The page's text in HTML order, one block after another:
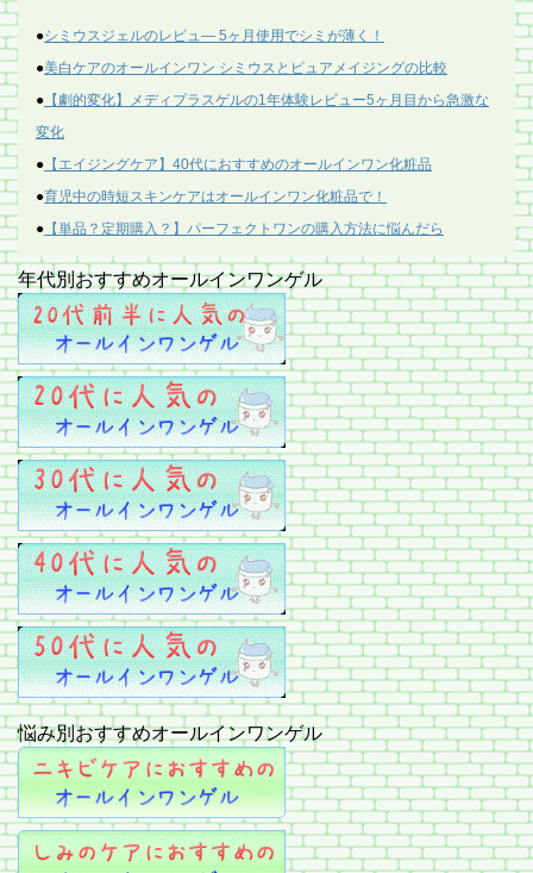
●シミウスジェルのレビュ― 5ヶ月使用でシミが薄く！
●美白ケアのオールインワン シミウスとピュアメイジングの比較
● 【劇的変化】メディプラスゲルの1年体験レビュー5ヶ月目から急激な
変化
● 【エイジングケア】40代におすすめのオールインワン化粧品
●育児中の時短スキンケアはオールインワン化粧品で！
● 【単品？定期購入？】パーフェクトワンの購入方法に悩んだら
年代別おすすめオールインワンゲル
悩み別おすすめオールインワンゲル